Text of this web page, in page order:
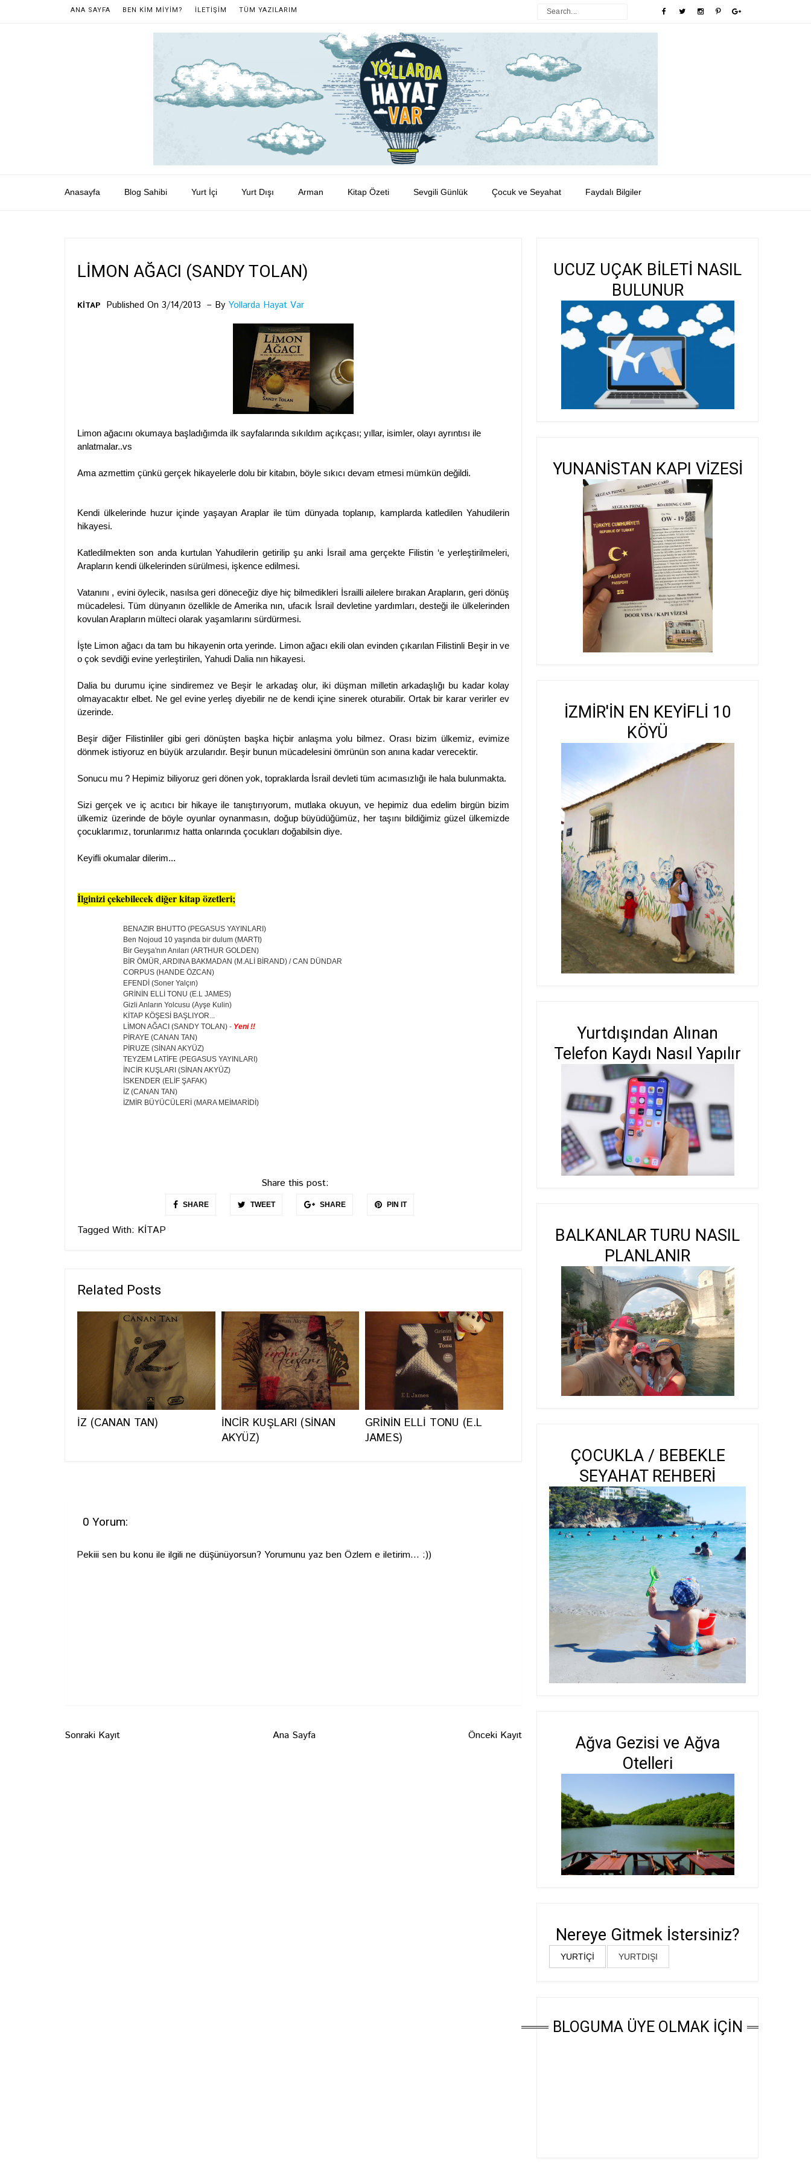
ANA SAYFA BEN KİM MİYİM? İLETİŞİM TÜM YAZILARIM
Anasayfa Blog Sahibi Yurt İçi Yurt Dışı Arman Kitap Özeti Sevgili Günlük Çocuk ve Seyahat Faydalı Bilgiler
LİMON AĞACI (SANDY TOLAN)
KİTAP Published On 3/14/2013 By Yollarda Hayat Var
Limon ağacını okumaya başladığımda ilk sayfalarında sıkıldım açıkçası; yıllar, isimler, olayı ayrıntısı ile
anlatmalar..vs
Ama azmettim çünkü gerçek hikayelerle dolu bir kitabın, böyle sıkıcı devam etmesi mümkün değildi.
Kendi ülkelerinde huzur içinde yaşayan Araplar ile tüm dünyada toplanıp, kamplarda katledilen Yahudilerin
hikayesi.
Katledilmekten son anda kurtulan Yahudilerin getirilip şu anki İsrail ama gerçekte Filistin ‘e yerleştirilmeleri,
Arapların kendi ülkelerinden sürülmesi, işkence edilmesi.
Vatanını , evini öylecik, nasılsa geri döneceğiz diye hiç bilmedikleri İsrailli ailelere bırakan Arapların, geri dönüş
mücadelesi. Tüm dünyanın özellikle de Amerika nın, ufacık İsrail devletine yardımları, desteği ile ülkelerinden
kovulan Arapların mülteci olarak yaşamlarını sürdürmesi.
İşte Limon ağacı da tam bu hikayenin orta yerinde. Limon ağacı ekili olan evinden çıkarılan Filistinli Beşir in ve
o çok sevdiği evine yerleştirilen, Yahudi Dalia nın hikayesi.
Dalia bu durumu içine sindiremez ve Beşir le arkadaş olur, iki düşman milletin arkadaşlığı bu kadar kolay
olmayacaktır elbet. Ne gel evine yerleş diyebilir ne de kendi içine sinerek oturabilir. Ortak bir karar verirler ev
üzerinde.
Beşir diğer Filistinliler gibi geri dönüşten başka hiçbir anlaşma yolu bilmez. Orası bizim ülkemiz, evimize
dönmek istiyoruz en büyük arzularıdır. Beşir bunun mücadelesini ömrünün son anına kadar verecektir.
Sonucu mu ? Hepimiz biliyoruz geri dönen yok, topraklarda İsrail devleti tüm acımasızlığı ile hala bulunmakta.
Sizi gerçek ve iç acıtıcı bir hikaye ile tanıştırıyorum, mutlaka okuyun, ve hepimiz dua edelim birgün bizim
ülkemiz üzerinde de böyle oyunlar oynanmasın, doğup büyüdüğümüz, her taşını bildiğimiz güzel ülkemizde
çocuklarımız, torunlarımız hatta onlarında çocukları doğabilsin diye.
Keyifli okumalar dilerim...
İlginizi çekebilecek diğer kitap özetleri;
BENAZIR BHUTTO (PEGASUS YAYINLARI)
Ben Nojoud 10 yaşında bir dulum (MARTI)
Bir Geyşa'nın Anıları (ARTHUR GOLDEN)
BİR ÖMÜR, ARDINA BAKMADAN (M.ALİ BİRAND) / CAN DÜNDAR
CORPUS (HANDE ÖZCAN)
EFENDİ (Soner Yalçın)
GRİNİN ELLİ TONU (E.L JAMES)
Gizli Anların Yolcusu (Ayşe Kulin)
KİTAP KÖŞESİ BAŞLIYOR...
LİMON AĞACI (SANDY TOLAN) - Yeni !!
PİRAYE (CANAN TAN)
PİRUZE (SİNAN AKYÜZ)
TEYZEM LATİFE (PEGASUS YAYINLARI)
İNCİR KUŞLARI (SİNAN AKYÜZ)
İSKENDER (ELİF ŞAFAK)
İZ (CANAN TAN)
İZMİR BÜYÜCÜLERİ (MARA MEİMARİDİ)
Share this post:
SHARE TWEET SHARE PIN IT
Tagged With: KİTAP
Related Posts
İZ (CANAN TAN)
İNCİR KUŞLARI (SİNAN
AKYÜZ)
GRİNİN ELLİ TONU (E.L
JAMES)
0 Yorum:
Pekiii sen bu konu ile ilgili ne düşünüyorsun? Yorumunu yaz ben Özlem e iletirim... :))
Sonraki Kayıt Ana Sayfa Önceki Kayıt
UCUZ UÇAK BİLETİ NASIL
BULUNUR
YUNANİSTAN KAPI VİZESİ
İZMİR'İN EN KEYİFLİ 10
KÖYÜ
Yurtdışından Alınan
Telefon Kaydı Nasıl Yapılır
BALKANLAR TURU NASIL
PLANLANIR
ÇOCUKLA / BEBEKLE
SEYAHAT REHBERİ
Ağva Gezisi ve Ağva
Otelleri
Nereye Gitmek İstersiniz?
YURTİÇİ YURTDIŞI
BLOGUMA ÜYE OLMAK İÇİN